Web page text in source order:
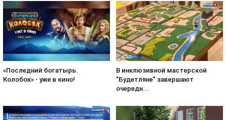
«Последний богатырь.
Колобок» - уже в кино!
В инклюзивной мастерской
"Будетляне" завершают
очередн...